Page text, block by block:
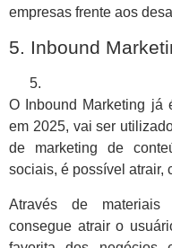
empresas frente aos
5. Inbound
O Inbound Marketing já
em 2025, vai ser
de marketing de
sociais, é possível atrair,
Através de materiais
consegue atrair o